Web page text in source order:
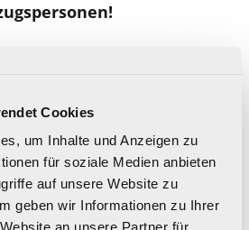
Cookies
um Inhalte und Anzeigen zu
für soziale Medien anbieten
auf unsere Website zu
geben wir Informationen zu Ihrer
an unsere Partner für
Vapes, Tabakerhitzern und
haben Sie als
und andere